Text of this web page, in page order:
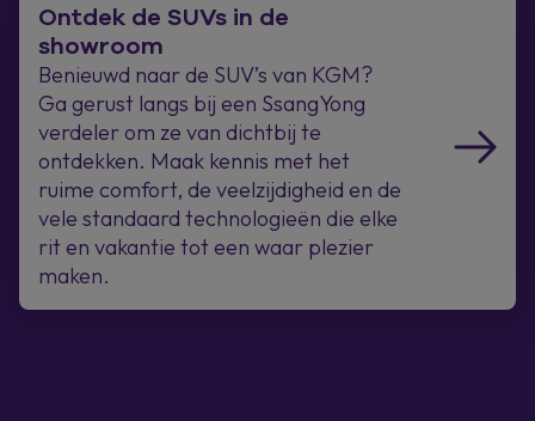
Ontdek de SUVs in de
showroom
Benieuwd naar de SUV’s van KGM?
Ga gerust langs bij een SsangYong
verdeler om ze van dichtbij te
ontdekken. Maak kennis met het
ruime comfort, de veelzijdigheid en de
vele standaard technologieën die elke
rit en vakantie tot een waar plezier
maken.